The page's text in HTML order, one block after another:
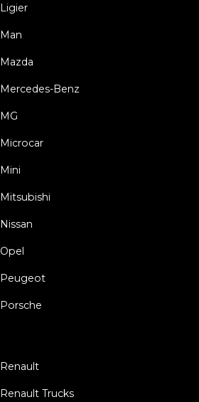
Ligier
Man
Mazda
Mercedes-Benz
MG
Microcar
Mini
Mitsubishi
Nissan
Opel
Peugeot
Porsche
Renault
Renault Trucks